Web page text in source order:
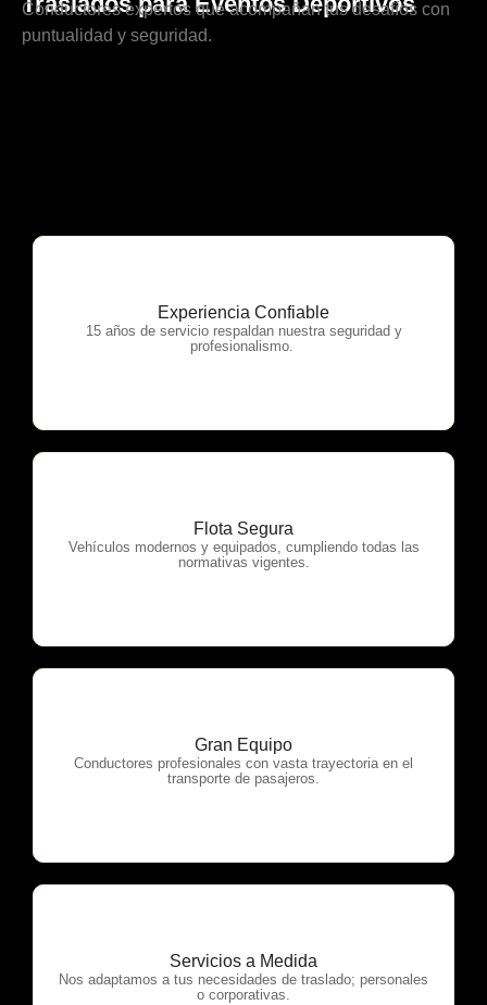
Conductores expertos que acompañan tus desafíos con
puntualidad y seguridad.
Experiencia Confiable
15 años de servicio respaldan nuestra seguridad y
profesionalismo.
OTP Servicios
Flota Segura
Vehículos modernos y equipados, cumpliendo todas las
normativas vigentes.
OTP Servicios
Gran Equipo
Conductores profesionales con vasta trayectoria en el
transporte de pasajeros.
OTP Servicios
Servicios a Medida
Nos adaptamos a tus necesidades de traslado; personales
o corporativas.
OTP Servicios